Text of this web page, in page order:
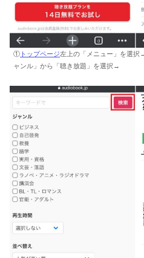
① トップページ左上の「メニュー」を選
ャンル」から「聴き放題」を選択→